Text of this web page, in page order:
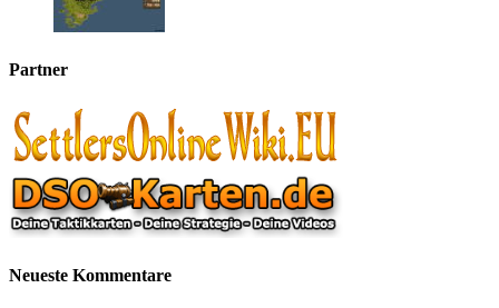
Partner
Neueste Kommentare